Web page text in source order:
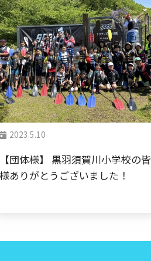
2023.5.10
【団体様】 黒羽須賀川小学校の皆
様ありがとうございました！